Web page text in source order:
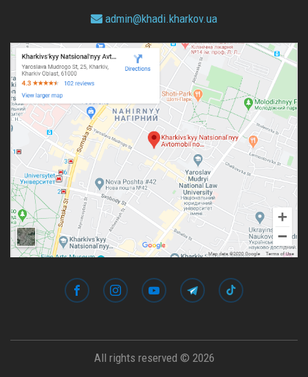
admin@khadi.kharkov.ua
All rights reserved © 2026